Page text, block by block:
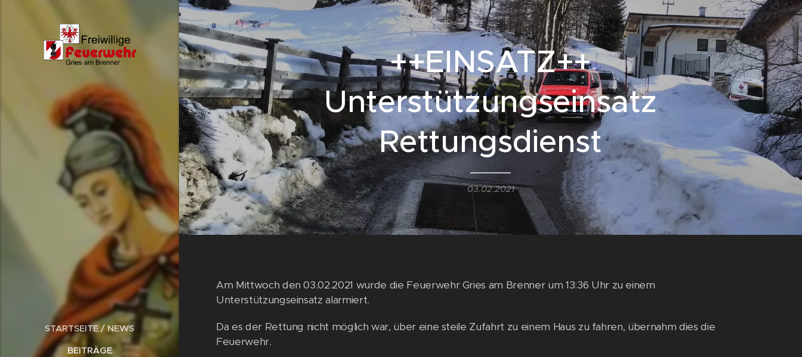
STARTSEITE / NEWS
BEITRÄGE
++EINSATZ++
Unterstützungseinsatz
Rettungsdienst
03.02.2021
Am Mittwoch den 03.02.2021 wurde die Feuerwehr Gries am Brenner um 13:36 Uhr zu einem
Unterstützungseinsatz alarmiert.
Da es der Rettung nicht möglich war, über eine steile Zufahrt zu einem Haus zu fahren, übernahm dies die
Feuerwehr.